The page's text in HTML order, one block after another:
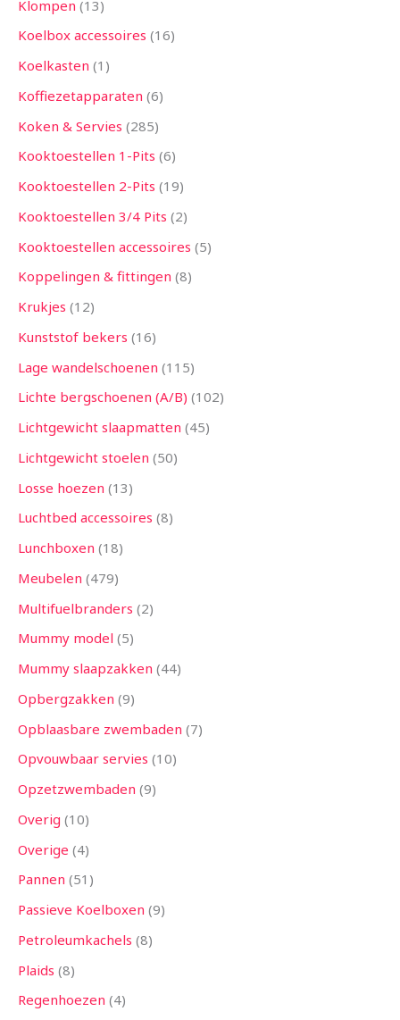
Klompen 13
Koelbox accessoires 16
Koelkasten 1
Koffiezetapparaten 6
Koken & Servies 285
Kooktoestellen 1-Pits 6
Kooktoestellen 2-Pits 19
Kooktoestellen 3/4 Pits 2
Kooktoestellen accessoires 5
Koppelingen & fittingen 8
Krukjes 12
Kunststof bekers 16
Lage wandelschoenen 115
Lichte bergschoenen (A/B) 102
Lichtgewicht slaapmatten 45
Lichtgewicht stoelen 50
Losse hoezen 13
Luchtbed accessoires 8
Lunchboxen 18
Meubelen 479
Multifuelbranders 2
Mummy model 5
Mummy slaapzakken 44
Opbergzakken 9
Opblaasbare zwembaden 7
Opvouwbaar servies 10
Opzetzwembaden 9
Overig 10
Overige 4
Pannen 51
Passieve Koelboxen 9
Petroleumkachels 8
Plaids 8
Regenhoezen 4